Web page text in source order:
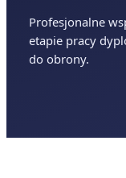
Profesjonalne
etapie pracy
do obrony.